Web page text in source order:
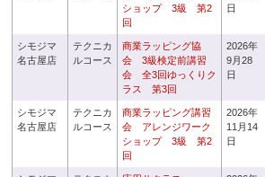
ショップ 3級 第2
回
日
シモジマ
名古屋店
テクニカ
ルコース
商業ラッピング協
会 3級検定前講習
会 全3回ゆっくりク
ラス 第3回
2026年
9月28
日
シモジマ
名古屋店
テクニカ
ルコース
商業ラッピング講習
会 アレンジワーク
ショップ 3級 第2
回
2026年
11月14
日